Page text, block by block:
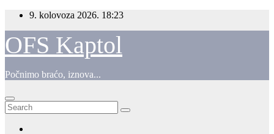
Skip
content
9. kolovoza 2026. 18:23
OFS Kaptol
Počnimo braćo, iznova...